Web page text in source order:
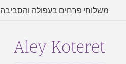
משלוחי פרחים בעפולה והסביבה